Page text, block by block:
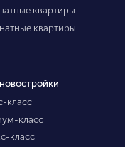
квартиры
квартиры
класс
класс
класс